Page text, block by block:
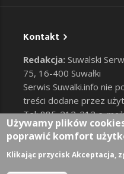
Kontakt
Redakcja: Suwalski
75, 16-400 Suwałki
Serwis Suwalki.info nie
treści dodane przez
Tel: 885-212-212 e-
reklama@suwalki.info
RODO |Cookies
User account menu
Zaloguj
Używamy plików
poprawić komfort
Klikając przycisk Akceptacja,